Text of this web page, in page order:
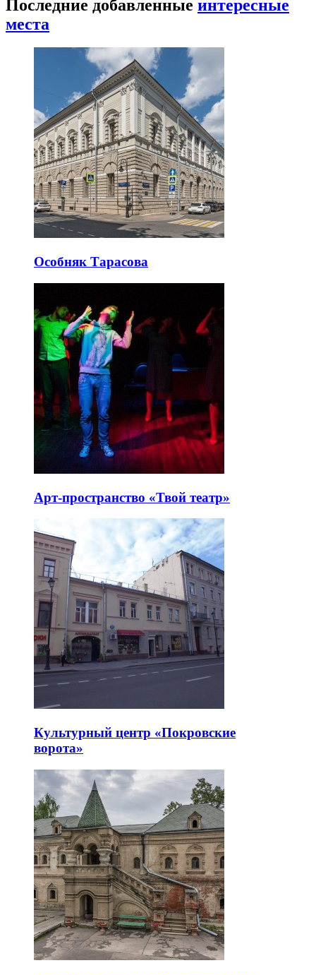
Последние добавленные интересные
места
Особняк Тарасова
Арт-пространство «Твой театр»
Культурный центр «Покровские
ворота»